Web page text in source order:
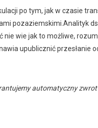
po tym, jak w czasie
pozaziemskimi.Analityk
wie jak to możliwe,
upublicznić przesłanie
automatyczny